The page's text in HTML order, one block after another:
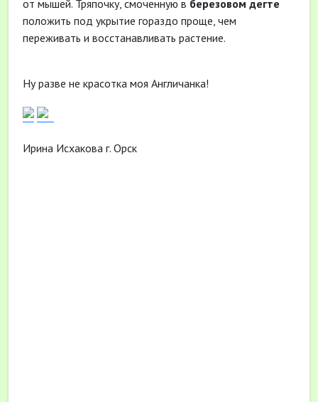
от мышей. Тряпочку, смоченную в березовом дегте
положить под укрытие гораздо проще, чем
переживать и восстанавливать растение.
Ну разве не красотка моя Англичанка!
Ирина Исхакова г. Орск